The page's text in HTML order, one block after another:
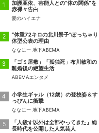
加護亜依、芸能人との“体の関係”を
赤裸々告白
愛のハイエナ
“体重72キロの北川景子”ぽっちゃり
体型公表の理由
ななにー 地下ABEMA
「ゴミ屋敷」「孤独死」布川敏和の
離婚後の絶望生活
ABEMAエンタメ
小学生ギャル（12歳）の登校姿＆す
っぴんに衝撃
ななにー 地下ABEMA
「人殺す以外は全部やってきた」総
長時代を公開した人気芸人